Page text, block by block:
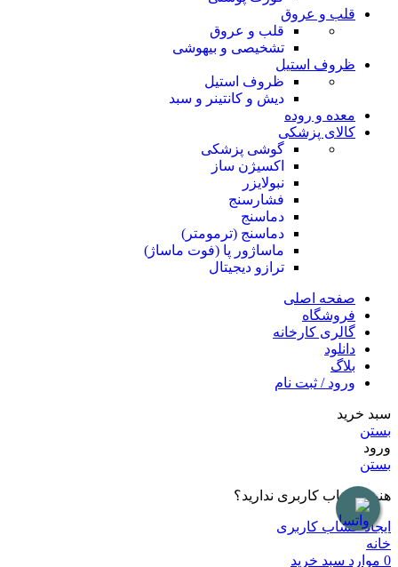
قلب و عروق
قلب و عروق
تشخیصی و بیهوشی
ظروف استیل
ظروف استیل
دیش و کانتینر و سبد
معده و روده
کالای پزشکی
گوشی پزشکی
اکسیژن ساز
نبولایزر
فشارسنج
دماسنج
دماسنج (ترمومتر)
ماساژور پا (فوت ماساژ)
ترازو دیجیتال
صفحه اصلی
فروشگاه
گالری کارخانه
دانلود
بلاگ
ورود / ثبت نام
سبد خرید
بستن
ورود
بستن
هنوز حساب کاربری ندارید؟
ایجاد حساب کاربری
خانه
0 موارد سبد خرید